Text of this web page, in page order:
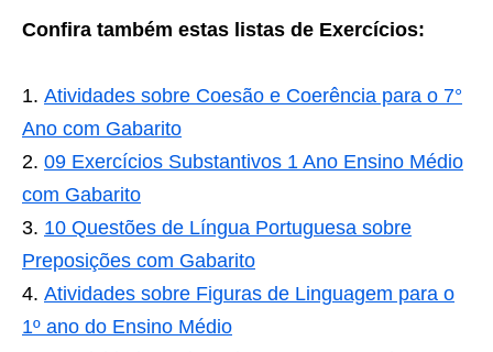
Confira também estas listas de Exercícios:
Atividades sobre Coesão e Coerência para o 7°
Ano com Gabarito
09 Exercícios Substantivos 1 Ano Ensino Médio
com Gabarito
10 Questões de Língua Portuguesa sobre
Preposições com Gabarito
Atividades sobre Figuras de Linguagem para o
1º ano do Ensino Médio